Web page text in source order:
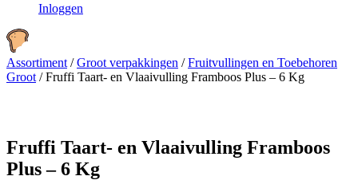
Inloggen
Assortiment /Groot verpakkingen /Fruitvullingen en Toebehoren
Groot /Fruffi Taart- en Vlaaivulling Framboos Plus – 6 Kg
Fruffi Taart- en Vlaaivulling Framboos
Plus – 6 Kg